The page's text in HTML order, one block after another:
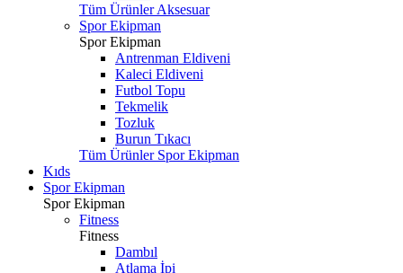
Tüm Ürünler Aksesuar
Spor Ekipman
Spor Ekipman
Antrenman Eldiveni
Kaleci Eldiveni
Futbol Topu
Tekmelik
Tozluk
Burun Tıkacı
Tüm Ürünler Spor Ekipman
Kıds
Spor Ekipman
Spor Ekipman
Fitness
Fitness
Dambıl
Atlama İpi